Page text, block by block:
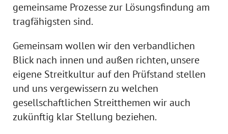
gemeinsame Prozesse zur Lösungsfindung am
tragfähigsten sind.
Gemeinsam wollen wir den verbandlichen
Blick nach innen und außen richten, unsere
eigene Streitkultur auf den Prüfstand stellen
und uns vergewissern zu welchen
gesellschaftlichen Streitthemen wir auch
zukünftig klar Stellung beziehen.